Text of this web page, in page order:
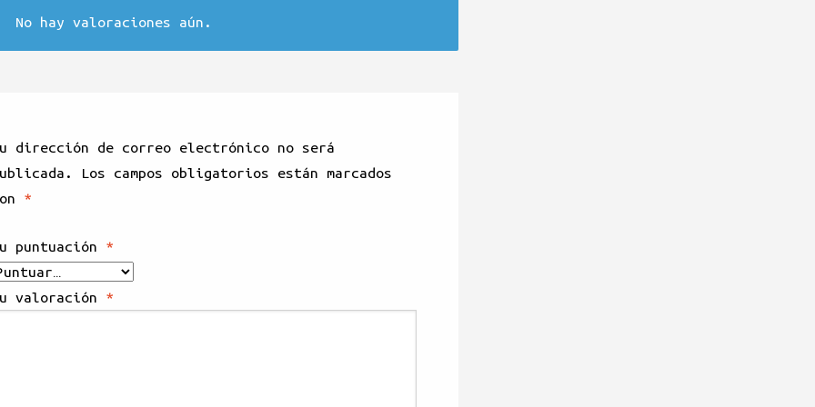
No hay valoraciones aún.
dirección de correo electrónico no será
Los campos obligatorios están marcados
*
puntuación *
valoración *